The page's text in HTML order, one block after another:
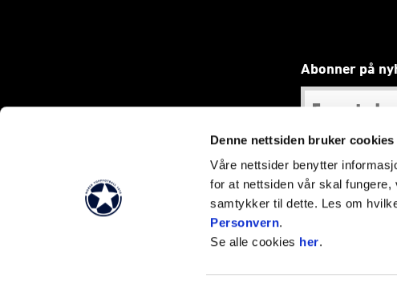
Denne nettsiden bruker cookies
Våre nettsider benytter
for at nettsiden vår skal
samtykker til dette. Les om
Personvern.
Se alle cookies her.
Abonner på